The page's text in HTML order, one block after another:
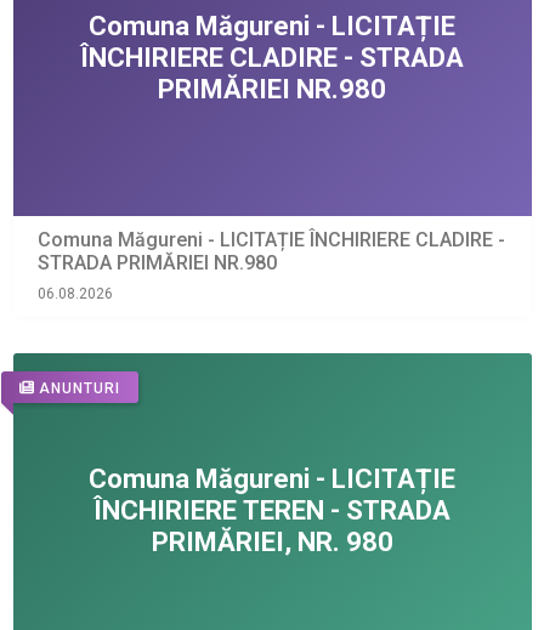
Comuna Măgureni - LICITAȚIE ÎNCHIRIERE CLADIRE -
STRADA PRIMĂRIEI NR.980
06.08.2026
ANUNTURI